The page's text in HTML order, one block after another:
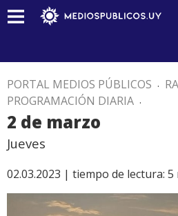
PORTAL MEDIOS PÚBLICOS .
PROGRAMACIÓN DIARIA .
2 de marzo
Jueves
02.03.2023 | tiempo de lectura: 5